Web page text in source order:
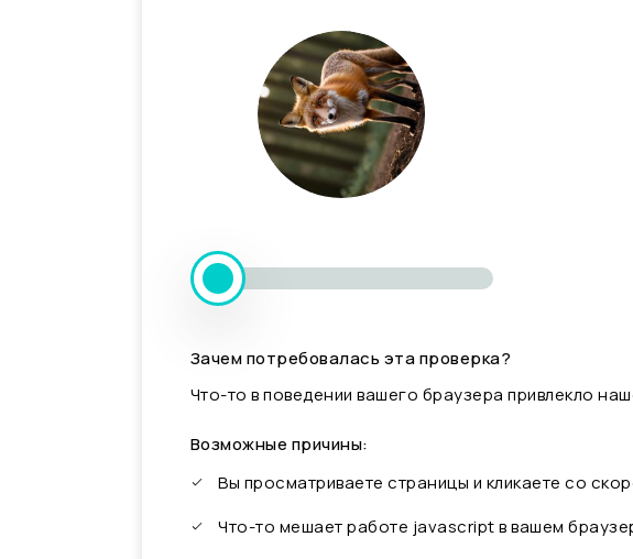
Зачем потребовалась эта проверка?
Что-то в поведении вашего браузера привлекло
Возможные причины:
Вы просматриваете страницы и кликаете со
Что-то мешает работе javascript в вашем